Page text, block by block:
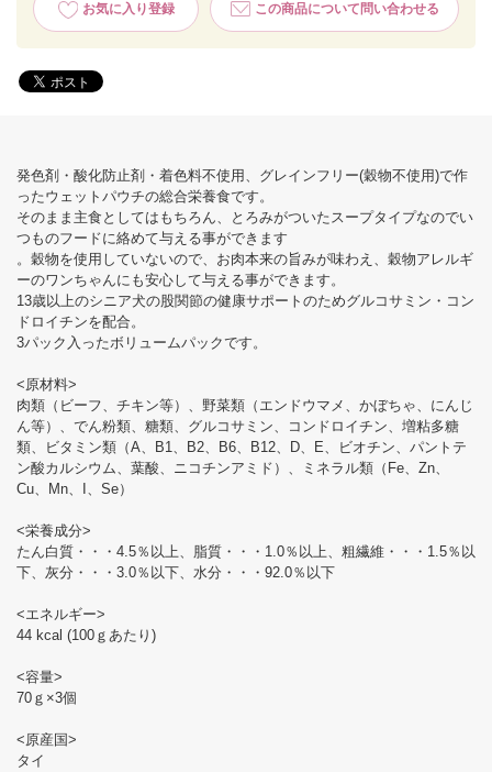
お気に入り登録 この商品について問い合わせる
発色剤・酸化防止剤・着色料不使用、グレインフリー(穀物不使用)で作
ったウェットパウチの総合栄養食です。
そのまま主食としてはもちろん、とろみがついたスープタイプなのでい
つものフードに絡めて与える事ができます
。穀物を使用していないので、お肉本来の旨みが味わえ、穀物アレルギ
ーのワンちゃんにも安心して与える事ができます。
13歳以上のシニア犬の股関節の健康サポートのためグルコサミン・コン
ドロイチンを配合。
3パック入ったボリュームパックです。
<原材料>
肉類（ビーフ、チキン等）、野菜類（エンドウマメ、かぼちゃ、にんじ
ん等）、でん粉類、糖類、グルコサミン、コンドロイチン、増粘多糖
類、ビタミン類（A、B1、B2、B6、B12、D、E、ビオチン、パントテ
ン酸カルシウム、葉酸、ニコチンアミド）、ミネラル類（Fe、Zn、
Cu、Mn、I、Se）
<栄養成分>
たん白質・・・4.5％以上、脂質・・・1.0％以上、粗繊維・・・1.5％以
下、灰分・・・3.0％以下、水分・・・92.0％以下
<エネルギー>
44 kcal (100ｇあたり)
<容量>
70ｇ×3個
<原産国>
タイ